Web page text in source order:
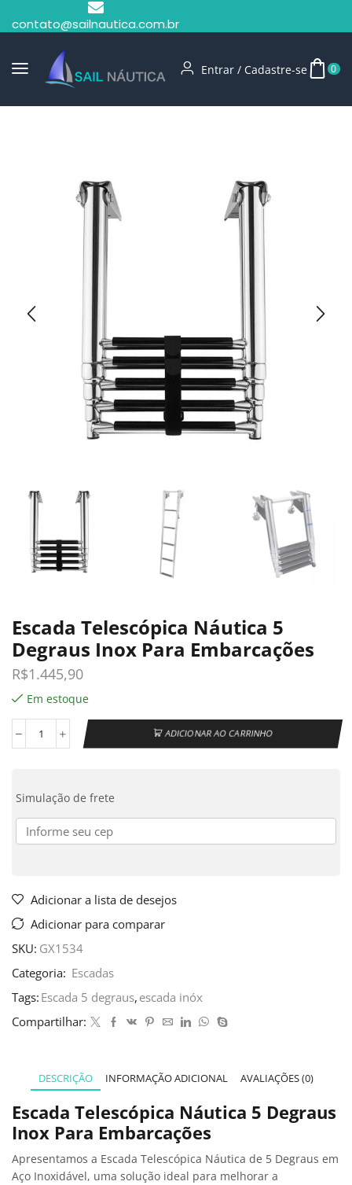
contato@sailnautica.com.br
Entrar / Cadastre-se 0
Escada Telescópica Náutica 5
Degraus Inox Para Embarcações
R$1.445,90
Em estoque
ADICIONAR AO CARRINHO
Simulação de frete
Adicionar a lista de desejos
Adicionar para comparar
SKU: GX1534
Categoria: Escadas
Tags: Escada 5 degraus, escada inóx
Compartilhar:
DESCRIÇÃO INFORMAÇÃO ADICIONAL AVALIAÇÕES (0)
Escada Telescópica Náutica 5 Degraus
Inox Para Embarcações
Apresentamos a Escada Telescópica Náutica de 5 Degraus em
Aço Inoxidável, uma solução ideal para melhorar a